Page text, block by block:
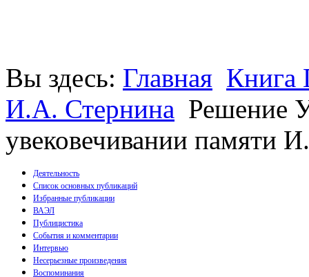
Вы здесь: Главная Книга
И.А. Стернина Решение
увековечивании памяти
Деятельность
Список основных публикаций
Монографии
Брошюры
Статьи
Избранные публикации
ВАЭЛ
Публицистика
События и комментарии
Интервью
Несерьезные произведения
Воспоминания